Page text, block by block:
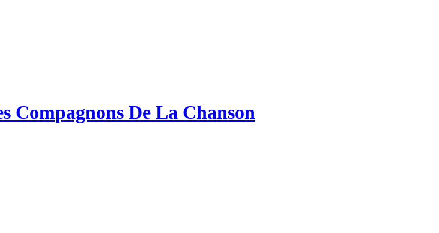
Compagnons De La Chanson